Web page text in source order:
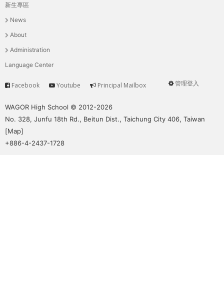
主
選
單
新生專區
News
About
Administration
Language Center
User
管理登入
Service
Facebook Youtube Principal Mailbox
WAGOR High School © 2012-2026
No. 328, Junfu 18th Rd., Beitun Dist., Taichung City 406, Taiwan
[Map]
+886-4-2437-1728